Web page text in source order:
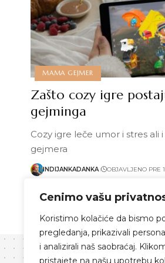
Cenimo vašu
Koristimo kolačiće da bismo
pregledanja, prikazivali
i analizirali naš saobraćaj.
pristajete na našu upotrebu
MAMA GEJMER
Zašto cozy igre
gejminga
Cozy igre leče umor i stres ali
gejmera
INDIJANKADANKA OBJAVLJENO PRE
Pročitaj više